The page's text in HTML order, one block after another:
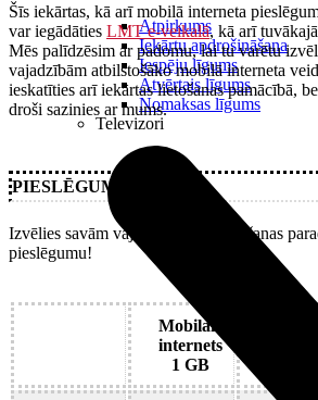
Atpirkums
Iekārtu apdrošināšana
Iespēju līgums
Atvērtais līgums
Nomaksas līgums
Televizori
Šīs iekārtas, kā arī mobilā interneta
var iegādāties LMT e-veikalā, kā arī tuvākajā
Mēs palīdzēsim ar padomu, lai tu varētu
vajadzībām atbilstošāko mobilā interneta
ieskatīties arī iekārtas lietošanas pamācībā,
droši sazinies ar mums.
PIESLĒGUMA VEIDI
Izvēlies savām vajadzībām un lietošanas
pieslēgumu!
Mobilais
internets
1 GB